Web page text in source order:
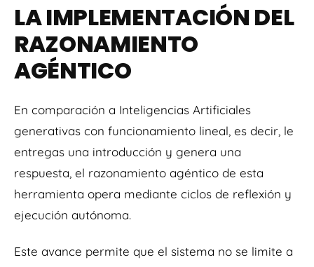
LA IMPLEMENTACIÓN DEL
RAZONAMIENTO
AGÉNTICO
En comparación a Inteligencias Artificiales
generativas con funcionamiento lineal, es decir, le
entregas una introducción y genera una
respuesta, el razonamiento agéntico de esta
herramienta opera mediante ciclos de reflexión y
ejecución autónoma.
Este avance permite que el sistema no se limite a